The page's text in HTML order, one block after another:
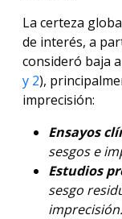
La certeza
de interés, a
consideró baja
y 2),
imprecisión:
Ensayos
sesgos e
Estudios
sesgo
imprecisión.